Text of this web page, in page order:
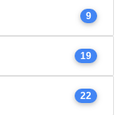
9
19
22